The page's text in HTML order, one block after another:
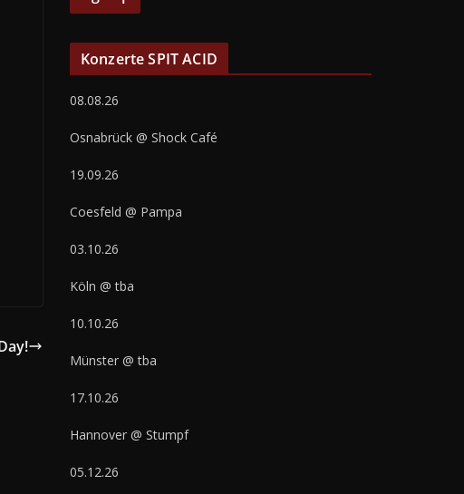
Konzerte SPIT ACID
08.08.26
Osnabrück @ Shock Café
19.09.26
Coesfeld @ Pampa
03.10.26
Köln @ tba
10.10.26
Münster @ tba
17.10.26
Hannover @ Stumpf
05.12.26